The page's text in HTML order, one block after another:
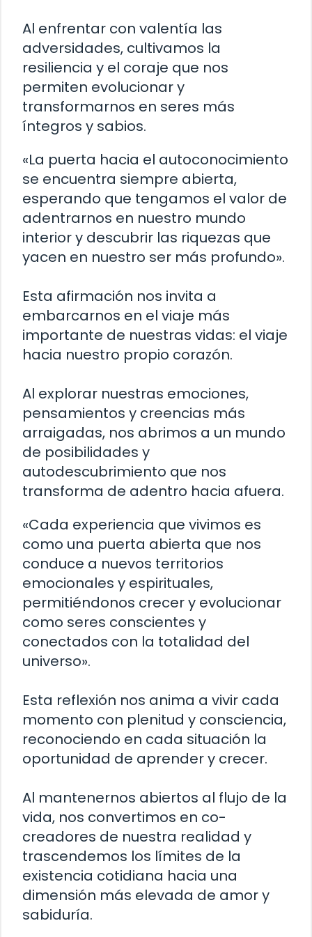
Al enfrentar con valentía las
adversidades, cultivamos la
resiliencia y el coraje que nos
permiten evolucionar y
transformarnos en seres más
íntegros y sabios.
«La puerta hacia el autoconocimiento
se encuentra siempre abierta,
esperando que tengamos el valor de
adentrarnos en nuestro mundo
interior y descubrir las riquezas que
yacen en nuestro ser más profundo».
Esta afirmación nos invita a
embarcarnos en el viaje más
importante de nuestras vidas: el viaje
hacia nuestro propio corazón.
Al explorar nuestras emociones,
pensamientos y creencias más
arraigadas, nos abrimos a un mundo
de posibilidades y
autodescubrimiento que nos
transforma de adentro hacia afuera.
«Cada experiencia que vivimos es
como una puerta abierta que nos
conduce a nuevos territorios
emocionales y espirituales,
permitiéndonos crecer y evolucionar
como seres conscientes y
conectados con la totalidad del
universo».
Esta reflexión nos anima a vivir cada
momento con plenitud y consciencia,
reconociendo en cada situación la
oportunidad de aprender y crecer.
Al mantenernos abiertos al flujo de la
vida, nos convertimos en co-
creadores de nuestra realidad y
trascendemos los límites de la
existencia cotidiana hacia una
dimensión más elevada de amor y
sabiduría.